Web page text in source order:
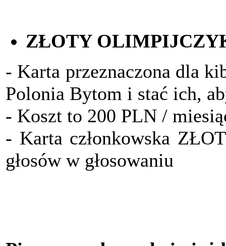
ZŁOTY
- Karta przeznaczona dla
Polonia Bytom i stać ich,
- Koszt to 200 PLN /
- Karta członkowska
głosów w głosowaniu